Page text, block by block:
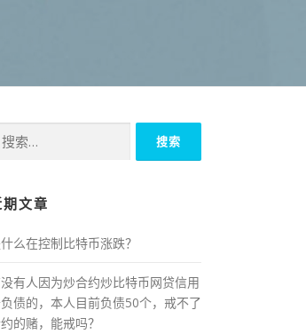
：
期文章
么在控制比特币涨跌？
有人因为炒合约炒比特币网贷信用
债的，本人目前负债50个，戒不了
的赌，能戒吗？